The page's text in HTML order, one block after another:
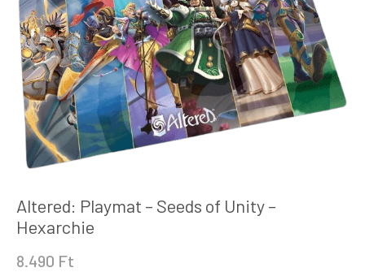
Altered: Playmat – Seeds of Unity –
Hexarchie
8.490 Ft